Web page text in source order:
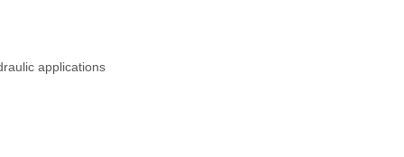
applications